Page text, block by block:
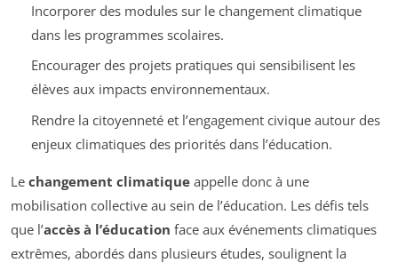
Incorporer des modules sur le changement climatique
dans les programmes scolaires.
Encourager des projets pratiques qui sensibilisent les
élèves aux impacts environnementaux.
Rendre la citoyenneté et l’engagement civique autour des
enjeux climatiques des priorités dans l’éducation.
Le changement climatique appelle donc à une
mobilisation collective au sein de l’éducation. Les défis tels
que l’accès à l’éducation face aux événements climatiques
extrêmes, abordés dans plusieurs études, soulignent la